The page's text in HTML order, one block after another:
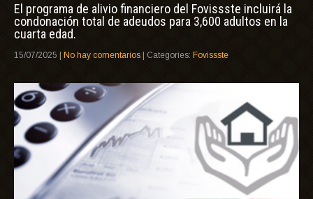
El programa de alivio financiero del Fovissste incluirá la
condonación total de adeudos para 3,600 adultos en la
cuarta edad.
15/07/2025 | No hay comentarios | Categories: Fovissste